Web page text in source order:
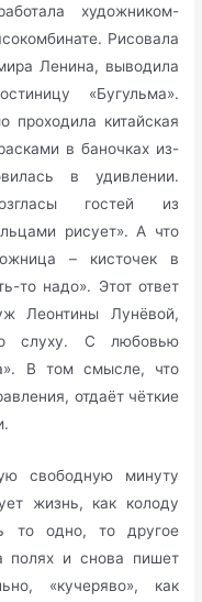
художником-
Рисовала
Ленина, выводила
«Бугульма».
проходила китайская
в баночках из-
в удивлении.
гостей из
рисует». А что
– кисточек в
то надо». Этот ответ
Леонтины Лунёвой,
слуху. С любовью
В том смысле, что
отдаёт чёткие
свободную минуту
жизнь, как колоду
то одно, то другое
полях и снова пишет
«кучеряво», как